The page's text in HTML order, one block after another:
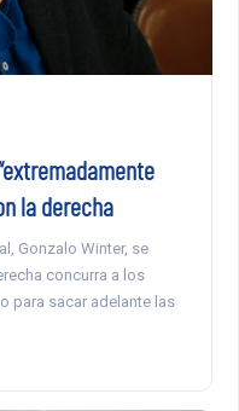
la derecha
Gonzalo Winter, se
concurra a los
para sacar adelante las